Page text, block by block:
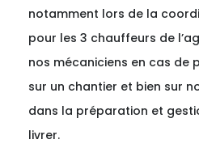
notamment lors de la
pour les 3 chauffeurs de
nos mécaniciens en cas de
sur un chantier et bien sur
dans la préparation et
livrer.